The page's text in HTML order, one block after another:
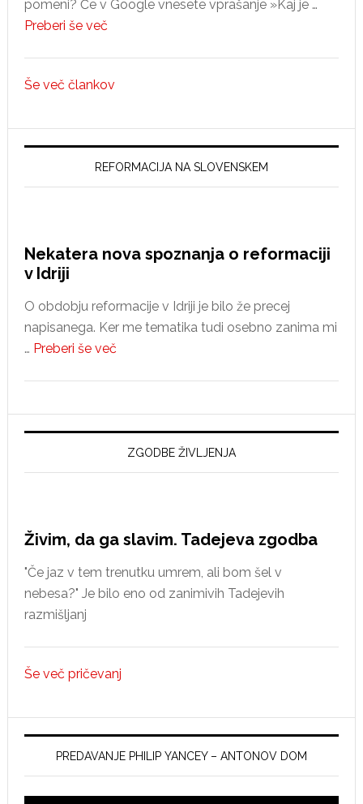
pomeni? Če v Google vnesete vprašanje »Kaj je …
Preberi še večabout
nasprotujejo
Še več člankov
REFORMACIJA NA SLOVENSKEM
Nekatera nova spoznanja o reformaciji
v Idriji
O obdobju reformacije v Idriji je bilo že precej
napisanega. Ker me tematika tudi osebno zanima mi
… Preberi še večabout
spoznanja
o
reformaciji
v
ZGODBE ŽIVLJENJA
Živim, da ga slavim. Tadejeva zgodba
"Če jaz v tem trenutku umrem, ali bom šel v
nebesa?" Je bilo eno od zanimivih Tadejevih
razmišljanj
Še več pričevanj
PREDAVANJE PHILIP YANCEY – ANTONOV DOM